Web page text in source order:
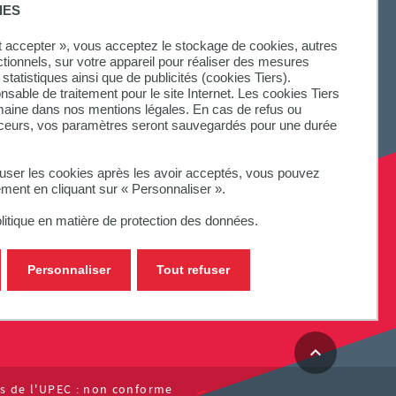
accepter », vous acceptez le stockage de cookies, autres
sur votre appareil pour réaliser des mesures
ainsi que de publicités (cookies Tiers).
de traitement pour le site Internet. Les cookies Tiers
dans nos mentions légales. En cas de refus ou
vos paramètres seront sauvegardés pour une durée
les cookies après les avoir acceptés, vous pouvez
en cliquant sur « Personnaliser ».
en matière de protection des données.
Tout refuser
Personnaliser
de l'UPEC : non conforme